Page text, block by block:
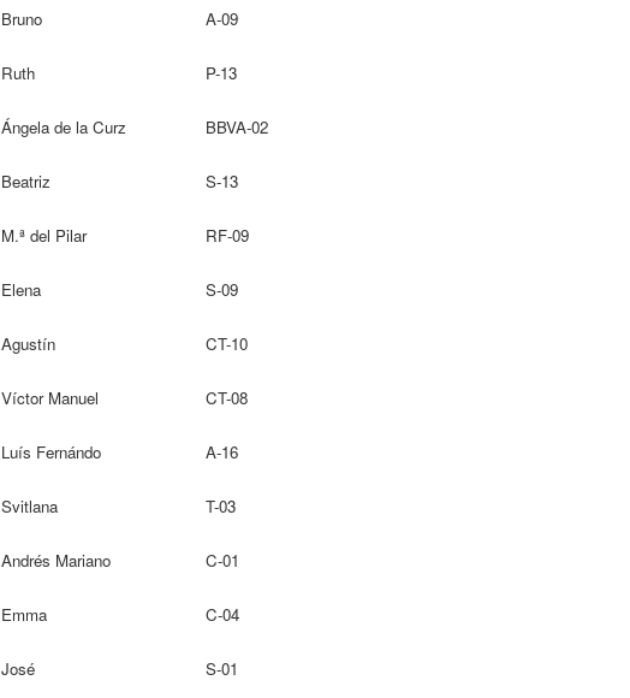
Bruno A-09
Ruth P-13
Ángela de la Curz BBVA-02
Beatriz S-13
M.ª del Pilar RF-09
Elena S-09
Agustín CT-10
Víctor Manuel CT-08
Luís Fernándo A-16
Svitlana T-03
Andrés Mariano C-01
Emma C-04
José S-01